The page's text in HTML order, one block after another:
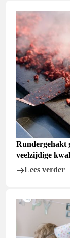
Rundergehakt
veelzijdige
Lees verder